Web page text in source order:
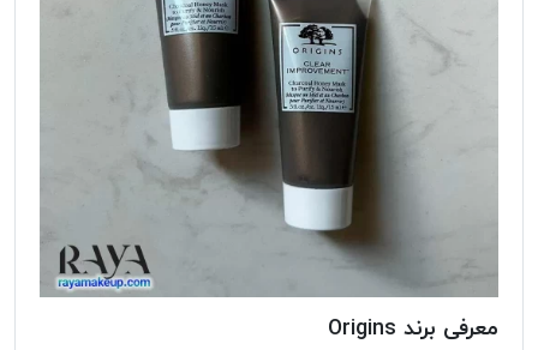
معرفی برند Origins